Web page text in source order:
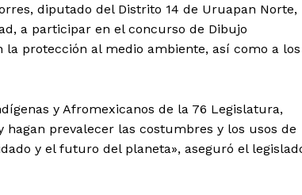
diputado del Distrito 14 de Uruapan Norte,
a participar en el concurso de Dibujo
protección al medio ambiente, así como a los
y Afromexicanos de la 76 Legislatura,
prevalecer las costumbres y los usos de
y el futuro del planeta», aseguró el